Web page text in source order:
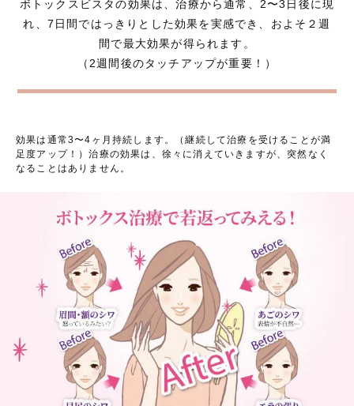
ボトックスビスタの効果は、治療から通常、2〜3日後に現
れ、7日間ではっきりとした効果を実感でき、およそ２週
間で最大効果が得られます。
（2週間後のタッチアップが重要！）
効果は通常3〜4ヶ月持続します。（継続して治療を受けることが満
足度アップ！）治療の効果は、徐々に消えていきますが、突然なく
なることはありません。